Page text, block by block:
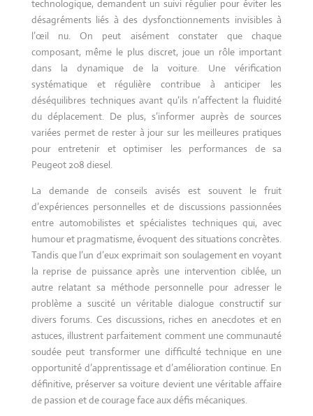
technologique, demandent un suivi régulier pour éviter les
désagréments liés à des dysfonctionnements invisibles à
l’œil nu. On peut aisément constater que chaque
composant, même le plus discret, joue un rôle important
dans la dynamique de la voiture. Une vérification
systématique et régulière contribue à anticiper les
déséquilibres techniques avant qu’ils n’affectent la fluidité
du déplacement. De plus, s’informer auprès de sources
variées permet de rester à jour sur les meilleures pratiques
pour entretenir et optimiser les performances de sa
Peugeot 208 diesel.
La demande de conseils avisés est souvent le fruit
d’expériences personnelles et de discussions passionnées
entre automobilistes et spécialistes techniques qui, avec
humour et pragmatisme, évoquent des situations concrètes.
Tandis que l’un d’eux exprimait son soulagement en voyant
la reprise de puissance après une intervention ciblée, un
autre relatant sa méthode personnelle pour adresser le
problème a suscité un véritable dialogue constructif sur
divers forums. Ces discussions, riches en anecdotes et en
astuces, illustrent parfaitement comment une communauté
soudée peut transformer une difficulté technique en une
opportunité d’apprentissage et d’amélioration continue. En
définitive, préserver sa voiture devient une véritable affaire
de passion et de courage face aux défis mécaniques.